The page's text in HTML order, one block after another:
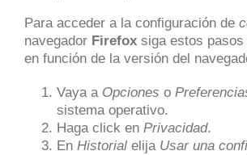
Para acceder a la configuración de
navegador Firefox siga estos
en función de la versión del
Vaya a Opciones o
sistema operativo.
Haga click en Privacidad.
En Historial elija Usar una